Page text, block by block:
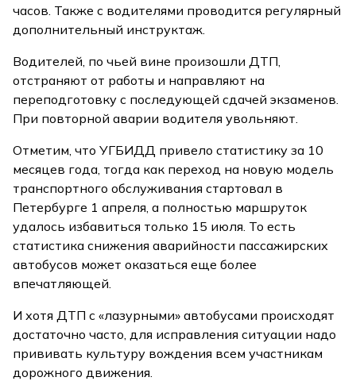
часов. Также с водителями проводится регулярный
дополнительный инструктаж.
Водителей, по чьей вине произошли ДТП,
отстраняют от работы и направляют на
переподготовку с последующей сдачей экзаменов.
При повторной аварии водителя увольняют.
Отметим, что УГБИДД привело статистику за 10
месяцев года, тогда как переход на новую модель
транспортного обслуживания стартовал в
Петербурге 1 апреля, а полностью маршруток
удалось избавиться только 15 июля. То есть
статистика снижения аварийности пассажирских
автобусов может оказаться еще более
впечатляющей.
И хотя ДТП с «лазурными» автобусами происходят
достаточно часто, для исправления ситуации надо
прививать культуру вождения всем участникам
дорожного движения.